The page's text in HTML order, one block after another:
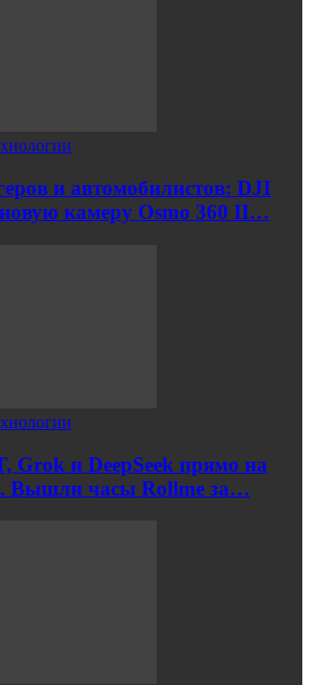
и автомобилистов: DJI
новую камеру Osmo 360 II…
Grok и DeepSeek прямо на
Вышли часы Rollme за…